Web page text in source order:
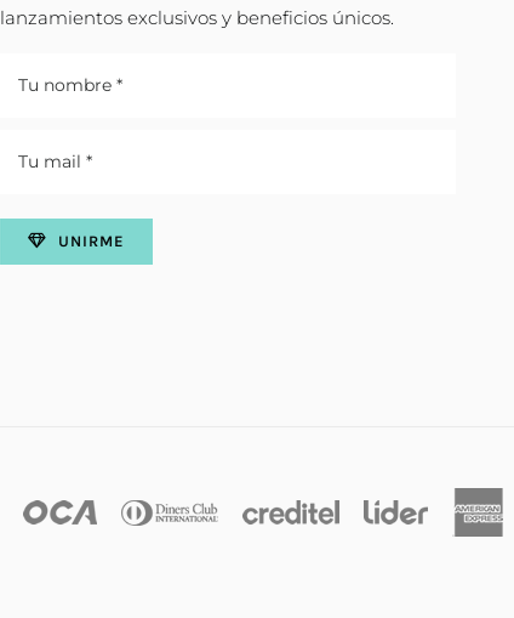
lanzamientos exclusivos y beneficios únicos.
UNIRME